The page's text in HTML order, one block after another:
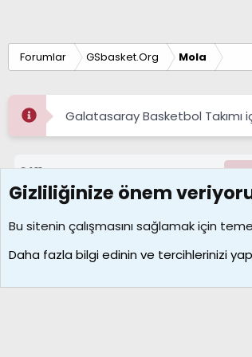
Forumlar GSbasket.Org Mola
Galatasaray Basketbol Takımı
8411
Konular
Çerezler
Galatasaray Basketbol | GS Basket Taraftar Platformu
Gizliliğinize önem
Bu sitenin çalışmasını sağlamak için
Daha fazla bilgi edinin ve tercihlerinizi